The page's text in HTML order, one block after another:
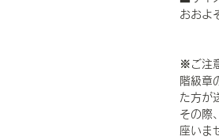
おおよ
※ご注
階級章
た方が
その際
座いま